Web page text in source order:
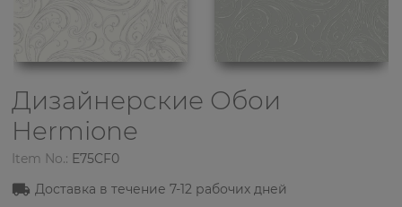
Дизайнерские Обои
Hermione
Item No.: E75CF0
Доставка в течение 7-12 рабочих дней